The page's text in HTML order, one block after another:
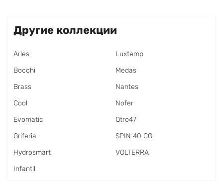
Другие коллекции
Arles
Bocchi
Brass
Cool
Evomatic
Griferia
Hydrosmart
Infantil
Luxtemp
Medas
Nantes
Nofer
Qtro47
SPIN 40 CG
VOLTERRA